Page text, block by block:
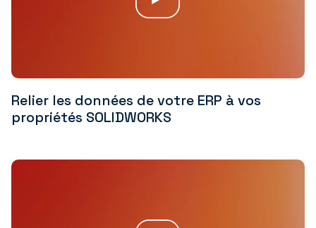
Relier les données de votre ERP à vos
propriétés SOLIDWORKS